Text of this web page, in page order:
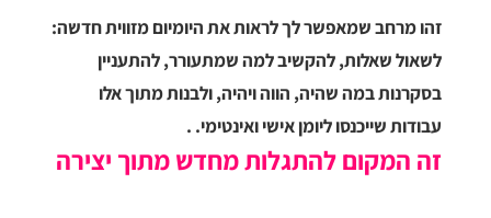
זהו מרחב שמאפשר לך לראות את היומיום מזווית חדשה:
לשאול שאלות, להקשיב למה שמתעורר, להתעניין
בסקרנות במה שהיה, הווה ויהיה, ולבנות מתוך אלו
עבודות שייכנסו ליומן אישי ואינטימי. .
זה המקום להתגלות מחדש מתוך יצירה